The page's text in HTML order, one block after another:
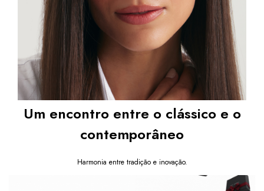
Um encontro entre o clássico e o
contemporâneo
Harmonia entre tradição e inovação.